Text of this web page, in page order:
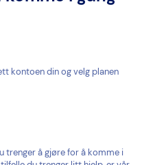
kontoen din og velg planen
trenger å gjøre for å komme i